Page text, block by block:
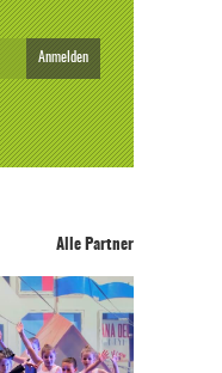
Anmelden
Alle Partner